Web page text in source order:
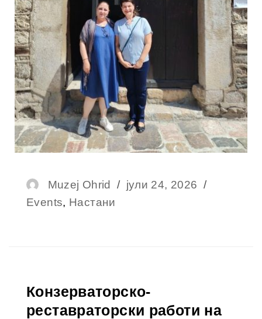
Muzej Ohrid
јули 24, 2026
Events, Настани
Конзерваторско-
реставраторски работи на